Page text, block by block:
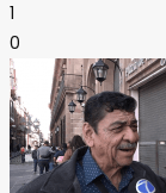
1
0